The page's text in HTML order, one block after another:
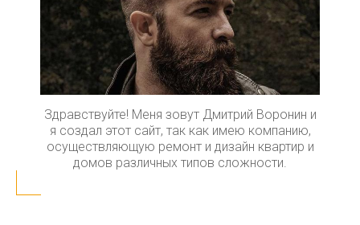
Здравствуйте! Меня зовут Дмитрий Воронин и
я создал этот сайт, так как имею компанию,
осуществляющую ремонт и дизайн квартир и
домов различных типов сложности.